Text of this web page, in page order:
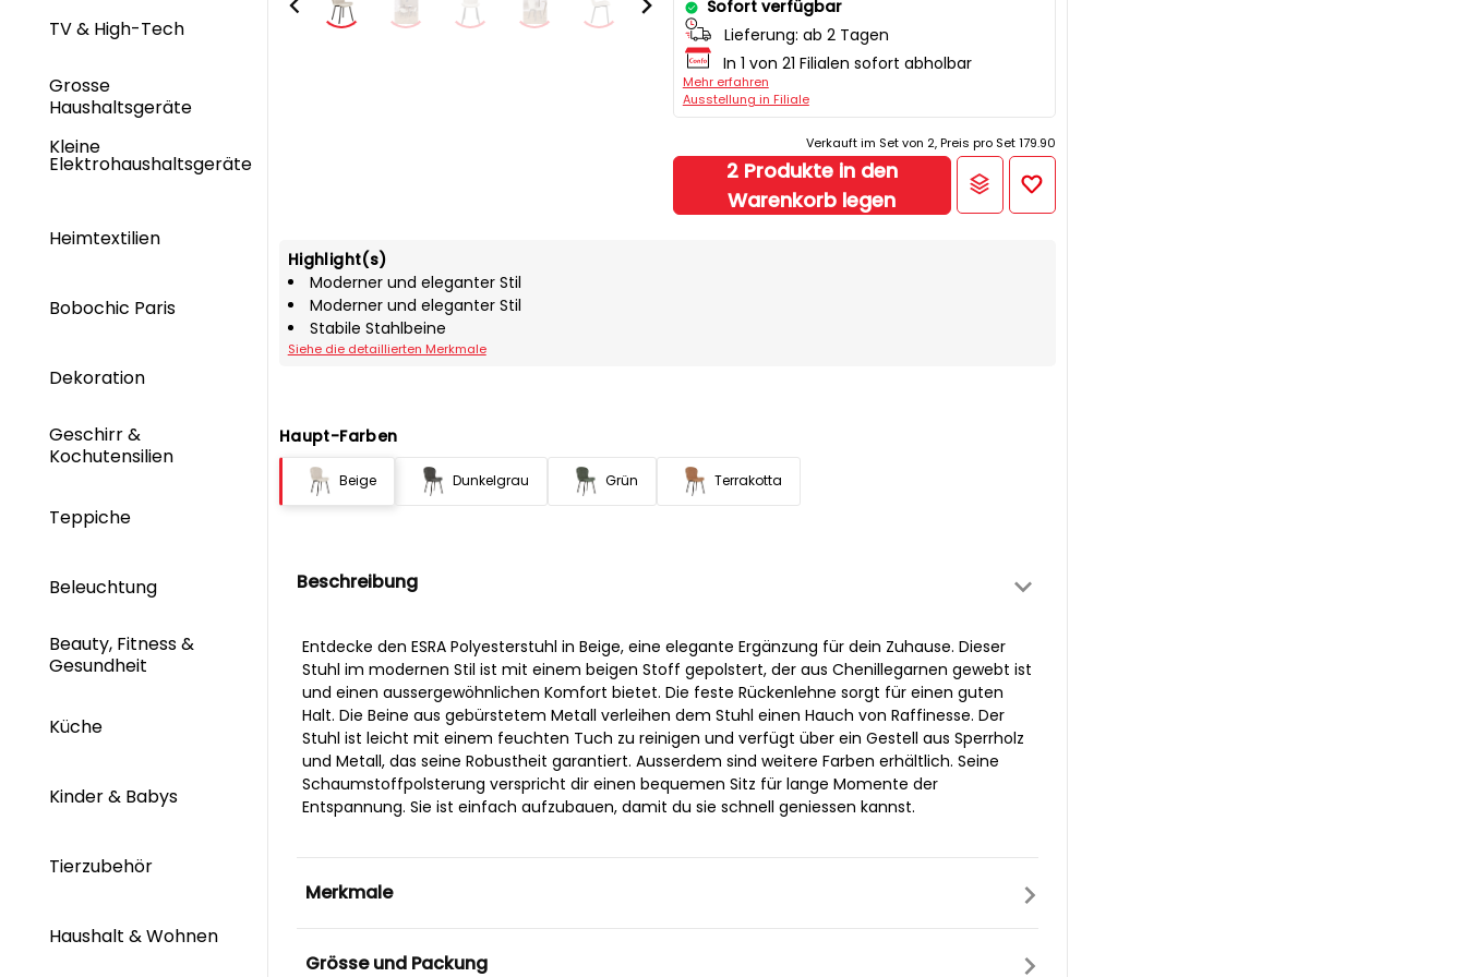
TV & High-Tech
Grosse
Haushaltsgeräte
Kleine
Elektrohaushaltsgeräte
Heimtextilien
Bobochic Paris
Dekoration
Geschirr &
Kochutensilien
Teppiche
Beleuchtung
Beauty, Fitness &
Gesundheit
Küche
Kinder & Babys
Tierzubehör
Haushalt & Wohnen
Sofort verfügbar
Lieferung: ab 2 Tagen
In 1 von 21 Filialen sofort abholbar
Mehr erfahren
Ausstellung in Filiale
Verkauft im Set von 2, Preis pro Set 179.90
2 Produkte in den
Warenkorb legen
Highlight(s)
Moderner und eleganter Stil
Moderner und eleganter Stil
Stabile Stahlbeine
Siehe die detaillierten Merkmale
Haupt-Farben
Beige Dunkelgrau Grün Terrakotta
Beschreibung
Entdecke den ESRA Polyesterstuhl in Beige, eine elegante Ergänzung für dein Zuhause. Dieser
Stuhl im modernen Stil ist mit einem beigen Stoff gepolstert, der aus Chenillegarnen gewebt ist
und einen aussergewöhnlichen Komfort bietet. Die feste Rückenlehne sorgt für einen guten
Halt. Die Beine aus gebürstetem Metall verleihen dem Stuhl einen Hauch von Raffinesse. Der
Stuhl ist leicht mit einem feuchten Tuch zu reinigen und verfügt über ein Gestell aus Sperrholz
und Metall, das seine Robustheit garantiert. Ausserdem sind weitere Farben erhältlich. Seine
Schaumstoffpolsterung verspricht dir einen bequemen Sitz für lange Momente der
Entspannung. Sie ist einfach aufzubauen, damit du sie schnell geniessen kannst.
Merkmale
Grösse und Packung